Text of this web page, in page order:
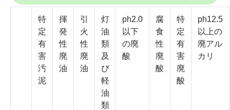
特
定
有
害
汚
泥
揮
発
性
廃
油
引
火
性
廃
油
灯
油
類
及
び
軽
油
類
ph2.0
以下
の廃
酸
腐
食
性
廃
酸
特
定
有
害
廃
酸
ph12.5
以上の
廃アル
カリ